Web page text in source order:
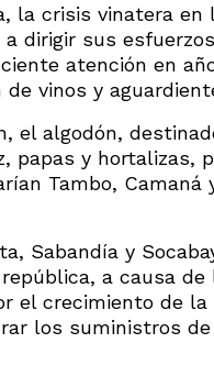
la crisis vinatera
dirigir sus
atención en
vinos y
el algodón,
papas y hortalizas,
Tambo, Camaná
Sabandía y
a causa
el crecimiento de
los suministros